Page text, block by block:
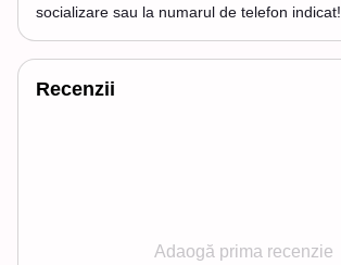
socializare sau la numarul de telefon indicat!
Recenzii
Adaogă prima recenzie